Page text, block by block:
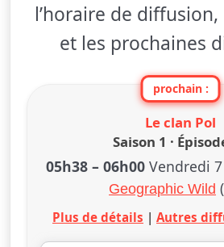
l’horaire de diffusion,
et les prochaines
prochain :
Le clan Pol
Saison 1 ·
05h38 – 06h00 Vendredi
Geographic Wild
Plus de détails | Autres